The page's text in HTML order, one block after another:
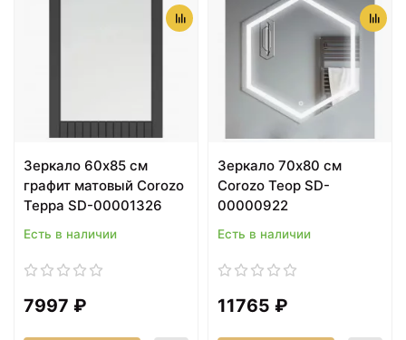
Зеркало 60х85 см
графит матовый Corozo
Терра SD-00001326
Есть в наличии
7997 ₽
Зеркало 70х80 см
Corozo Теор SD-
00000922
Есть в наличии
11765 ₽